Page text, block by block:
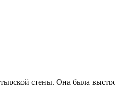
стены. Она была